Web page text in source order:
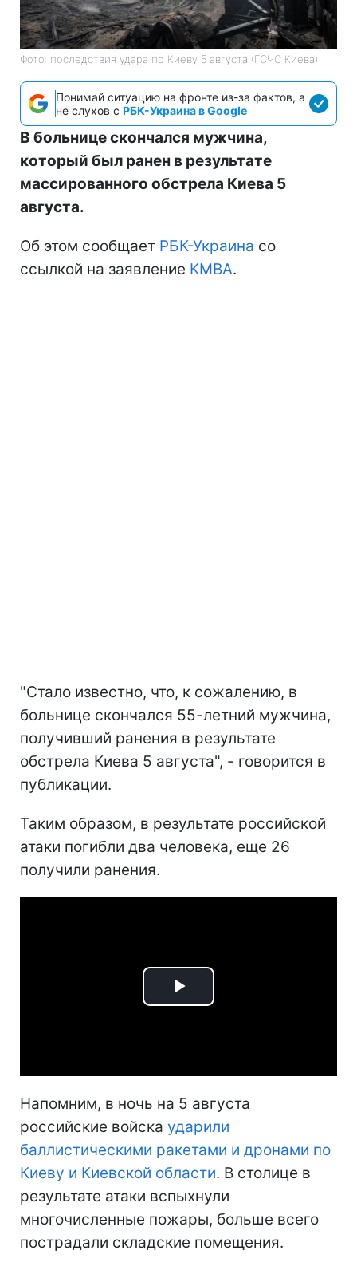
Фото: последствия удара по Киеву 5 августа (ГСЧС Киева)
Понимай ситуацию на фронте из-за фактов, а
не слухов с РБК-Украина в Google
В больнице скончался мужчина,
который был ранен в результате
массированного обстрела Киева 5
августа.
Об этом сообщает РБК-Украина со
ссылкой на заявление КМВА.
"Стало известно, что, к сожалению, в
больнице скончался 55-летний мужчина,
получивший ранения в результате
обстрела Киева 5 августа", - говорится в
публикации.
Таким образом, в результате российской
атаки погибли два человека, еще 26
получили ранения.
Play
Напомним, в ночь на 5 августа
российские войска ударили
баллистическими ракетами и дронами по
Киеву и Киевской области. В столице в
результате атаки вспыхнули
многочисленные пожары, больше всего
пострадали складские помещения.